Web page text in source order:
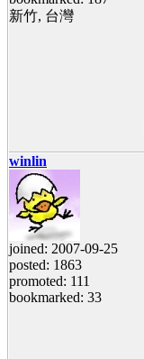
新竹, 台灣
winlin
joined: 2007-09-25
posted: 1863
promoted: 111
bookmarked: 33